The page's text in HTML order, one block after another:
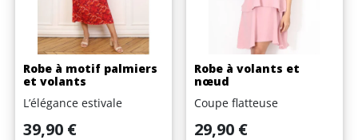
Robe à motif palmiers
et volants
L’élégance estivale
Prix
39,90 €
Robe à volants et
nœud
Coupe flatteuse
Prix
29,90 €